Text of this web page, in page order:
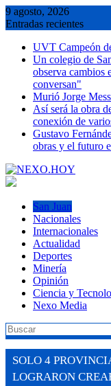
Saltar
al
9 agosto, 2026
Entradas recientes
UVT Campeón
Un colegio de
observa cambios
conversan"
Murió Jorge
Así será la obra
conexión de
Gustavo
obras y el futuro
San Juan
Nacionales
Internacionales
Actualidad
Deportes
Minería
Opinión
Ciencia y
Nexo Media
SOLO 4
LOGRARON